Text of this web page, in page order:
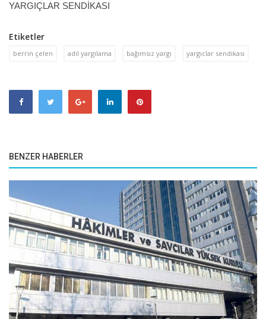
YARGIÇLAR SENDİKASI
Etiketler
berrin çelen adil yargılama bağımsız yargı yargıclar sendikası
BENZER HABERLER